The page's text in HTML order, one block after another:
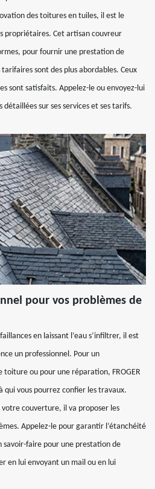
des toitures en tuiles, il est le
propriétaires. Cet artisan couvreur
pour fournir une prestation de
sont des plus abordables. Ceux
sont satisfaits. Appelez-le ou envoyez-lui
sur ses services et ses tarifs.
pour vos problèmes de
en laissant l’eau s’infiltrer, il est
un professionnel. Pour un
ou pour une réparation, FROGER
qui vous pourrez confier les travaux.
couverture, il va proposer les
Appelez-le pour garantir l’étanchéité
faire pour une prestation de
en lui envoyant un mail ou en lui